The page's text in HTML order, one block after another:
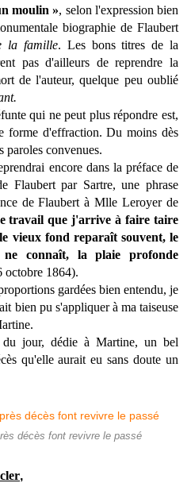
moulin », selon l'expression bien
biographie de Flaubert
la famille. Les bons titres de la
pas d'ailleurs de reprendre la
de l'auteur, quelque peu oublié
qui ne peut plus répondre est,
forme d'effraction. Du moins dès
paroles convenues.
encore dans la préface de
Flaubert par Sartre, une phrase
de Flaubert à Mlle Leroyer de
travail que j'arrive à faire taire
vieux fond reparaît souvent, le
connaît, la plaie profonde
octobre 1864).
gardées bien entendu, je
bien pu s'appliquer à ma taiseuse
jour, dédie à Martine, un bel
qu'elle aurait eu sans doute un
décès font revivre le passé
,